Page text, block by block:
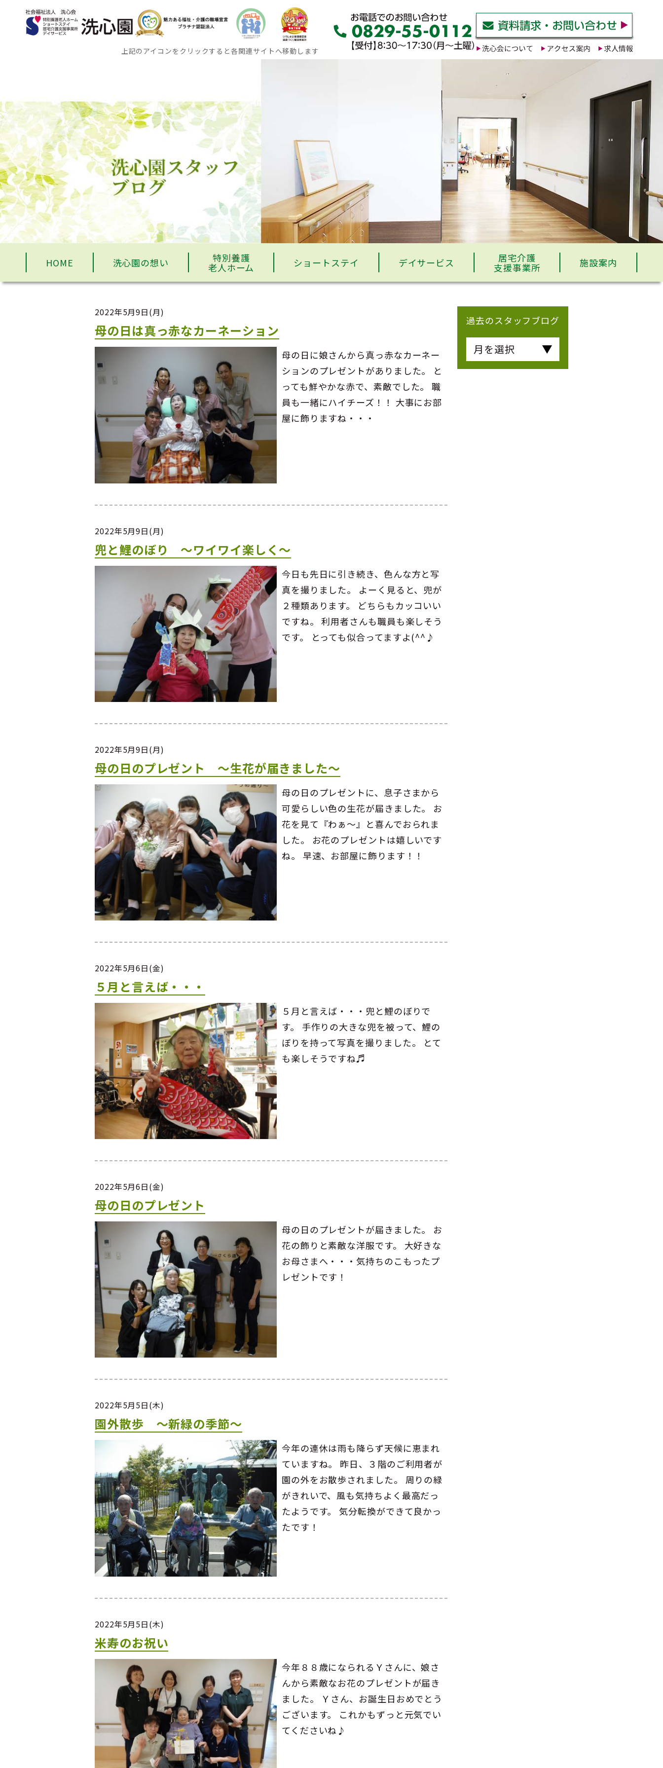
上記のアイコンをクリックすると各関連サイトへ移動します
HOME 洗心園の想い 特別養護
老人ホーム ショートステイ デイサービス 居宅介護
支援事業所 施設案内
2022年5月9日(月)
母の日は真っ赤なカーネーション
母の日に娘さんから真っ赤なカーネー
ションのプレゼントがありました。 と
っても鮮やかな赤で、素敵でした。 職
員も一緒にハイチーズ！！ 大事にお部
屋に飾りますね・・・
2022年5月9日(月)
兜と鯉のぼり ～ワイワイ楽しく～
今日も先日に引き続き、色んな方と写
真を撮りました。 よーく見ると、兜が
２種類あります。 どちらもカッコいい
ですね。 利用者さんも職員も楽しそう
です。 とっても似合ってますよ(^^♪
2022年5月9日(月)
母の日のプレゼント ～生花が届きました～
母の日のプレゼントに、息子さまから
可愛らしい色の生花が届きました。 お
花を見て『わぁ～』と喜んでおられま
した。 お花のプレゼントは嬉しいです
ね。 早速、お部屋に飾ります！！
2022年5月6日(金)
５月と言えば・・・
５月と言えば・・・兜と鯉のぼりで
す。 手作りの大きな兜を被って、鯉の
ぼりを持って写真を撮りました。 とて
も楽しそうですね♬
2022年5月6日(金)
母の日のプレゼント
母の日のプレゼントが届きました。 お
花の飾りと素敵な洋服です。 大好きな
お母さまへ・・・気持ちのこもったプ
レゼントです！
2022年5月5日(木)
園外散歩 ～新緑の季節～
今年の連休は雨も降らず天候に恵まれ
ていますね。 昨日、３階のご利用者が
園の外をお散歩されました。 周りの緑
がきれいで、風も気持ちよく最高だっ
たようです。 気分転換ができて良かっ
たです！
2022年5月5日(木)
米寿のお祝い
今年８８歳になられるＹさんに、娘さ
んから素敵なお花のプレゼントが届き
ました。 Ｙさん、お誕生日おめでとう
ございます。 これかもずっと元気でい
てくださいね♪
過去のスタッフブログ
月を選択